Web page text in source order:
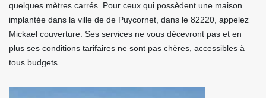
quelques mètres carrés. Pour ceux qui possèdent une maison
implantée dans la ville de de Puycornet, dans le 82220, appelez
Mickael couverture. Ses services ne vous décevront pas et en
plus ses conditions tarifaires ne sont pas chères, accessibles à
tous budgets.